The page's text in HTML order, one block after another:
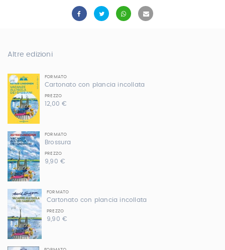
Altre edizioni
FORMATO
Cartonato con plancia incollata
PREZZO
12,00 €
FORMATO
Brossura
PREZZO
9,90 €
FORMATO
Cartonato con plancia incollata
PREZZO
9,90 €